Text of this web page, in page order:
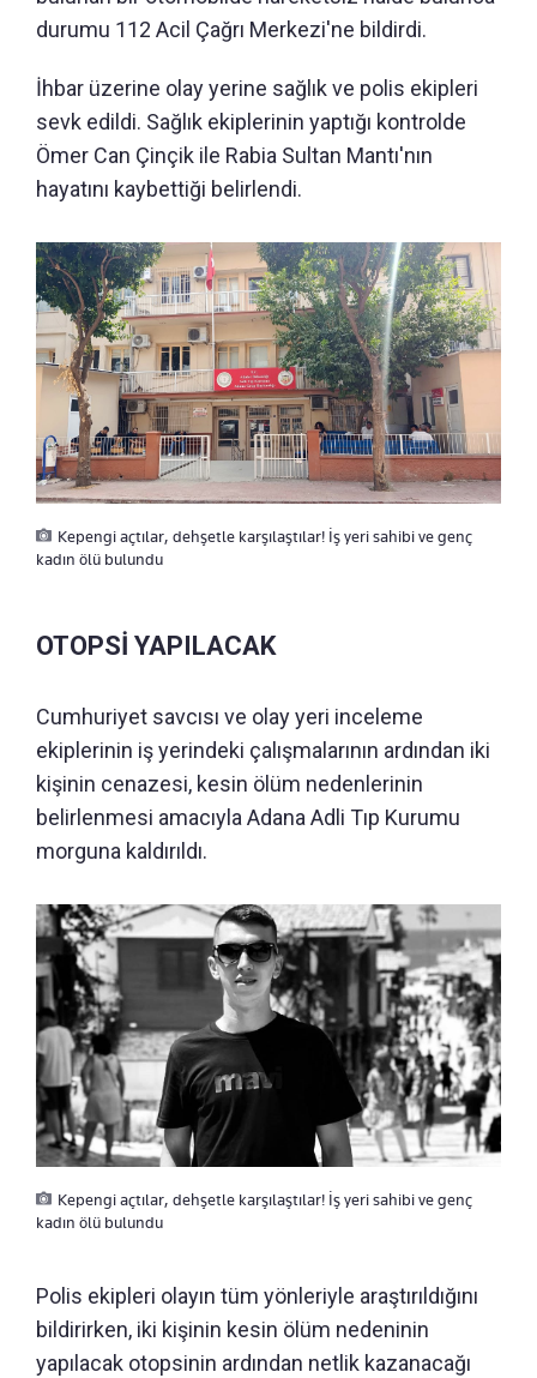
durumu 112 Acil Çağrı Merkezi'ne bildirdi.
İhbar üzerine olay yerine sağlık ve polis ekipleri
sevk edildi. Sağlık ekiplerinin yaptığı kontrolde
Ömer Can Çinçik ile Rabia Sultan Mantı'nın
hayatını kaybettiği belirlendi.
Kepengi açtılar, dehşetle karşılaştılar! İş yeri sahibi ve genç
kadın ölü bulundu
OTOPSİ YAPILACAK
Cumhuriyet savcısı ve olay yeri inceleme
ekiplerinin iş yerindeki çalışmalarının ardından iki
kişinin cenazesi, kesin ölüm nedenlerinin
belirlenmesi amacıyla Adana Adli Tıp Kurumu
morguna kaldırıldı.
Kepengi açtılar, dehşetle karşılaştılar! İş yeri sahibi ve genç
kadın ölü bulundu
Polis ekipleri olayın tüm yönleriyle araştırıldığını
bildirirken, iki kişinin kesin ölüm nedeninin
yapılacak otopsinin ardından netlik kazanacağı